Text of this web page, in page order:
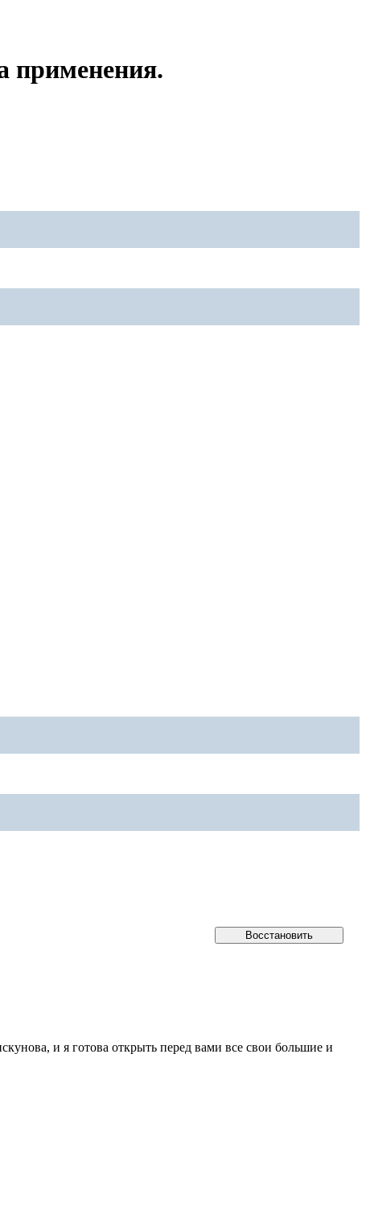
применения.
и я готова открыть перед вами все свои большие и